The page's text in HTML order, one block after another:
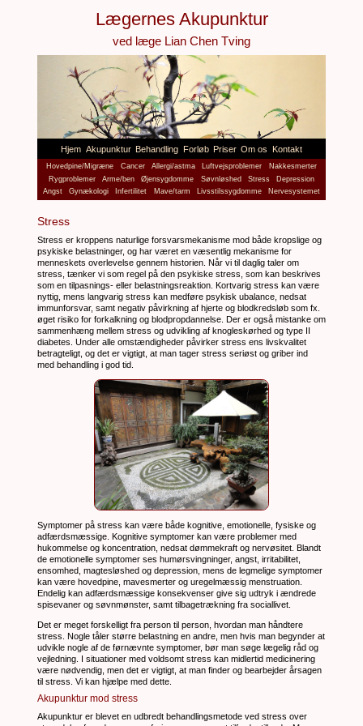
Lægernes Akupunktur
ved læge Lian Chen Tving
Hjem Akupunktur Behandling Forløb Priser Om os Kontakt
Hovedpine/Migræne Cancer Allergi/astma Luftvejsproblemer
Nakkesmerter
Rygproblemer
Arme/ben Øjensygdomme Søvnløshed Stress
Depression
Angst
Gynækologi Infertilitet Mave/tarm Livsstilssygdomme Nervesystemet
Stress
Stress er kroppens naturlige forsvarsmekanisme mod både kropslige og
psykiske belastninger, og har været en væsentlig mekanisme for
menneskets overlevelse gennem historien. Når vi til daglig taler om
stress, tænker vi som regel på den psykiske stress, som kan beskrives
som en tilpasnings- eller belastningsreaktion. Kortvarig stress kan være
nyttig, mens langvarig stress kan medføre psykisk ubalance, nedsat
immunforsvar, samt negativ påvirkning af hjerte og blodkredsløb som fx.
øget risiko for forkalkning og blodpropdannelse. Der er også mistanke om
sammenhæng mellem stress og udvikling af knogleskørhed og type II
diabetes. Under alle omstændigheder påvirker stress ens livskvalitet
betragteligt, og det er vigtigt, at man tager stress seriøst og griber ind
med behandling i god tid.
Symptomer på stress kan være både kognitive, emotionelle, fysiske og
adfærdsmæssige. Kognitive symptomer kan være problemer med
hukommelse og koncentration, nedsat dømmekraft og nervøsitet. Blandt
de emotionelle symptomer ses humørsvingninger, angst, irritabilitet,
ensomhed, magtesløshed og depression, mens de legmelige symptomer
kan være hovedpine, mavesmerter og uregelmæssig menstruation.
Endelig kan adfærdsmæssige konsekvenser give sig udtryk i ændrede
spisevaner og søvnmønster, samt tilbagetrækning fra sociallivet.
Det er meget forskelligt fra person til person, hvordan man håndtere
stress. Nogle tåler større belastning en andre, men hvis man begynder at
udvikle nogle af de førnævnte symptomer, bør man søge lægelig råd og
vejledning. I situationer med voldsomt stress kan midlertid medicinering
være nødvendig, men det er vigtigt, at man finder og bearbejder årsagen
til stress. Vi kan hjælpe med dette.
Akupunktur mod stress
Akupunktur er blevet en udbredt behandlingsmetode ved stress over